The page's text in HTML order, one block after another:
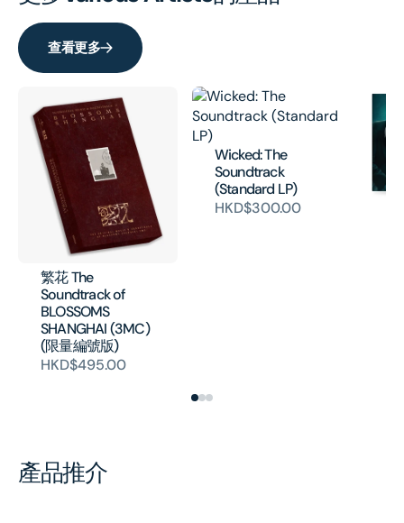
查看更多
繁花 The
Soundtrack of
BLOSSOMS
SHANGHAI (3MC)
(限量編號版)
HKD$495.00
Wicked: The
Soundtrack
(Standard LP)
HKD$300.00
產品推介